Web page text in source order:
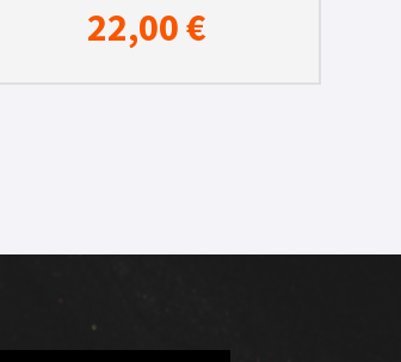
22,00€